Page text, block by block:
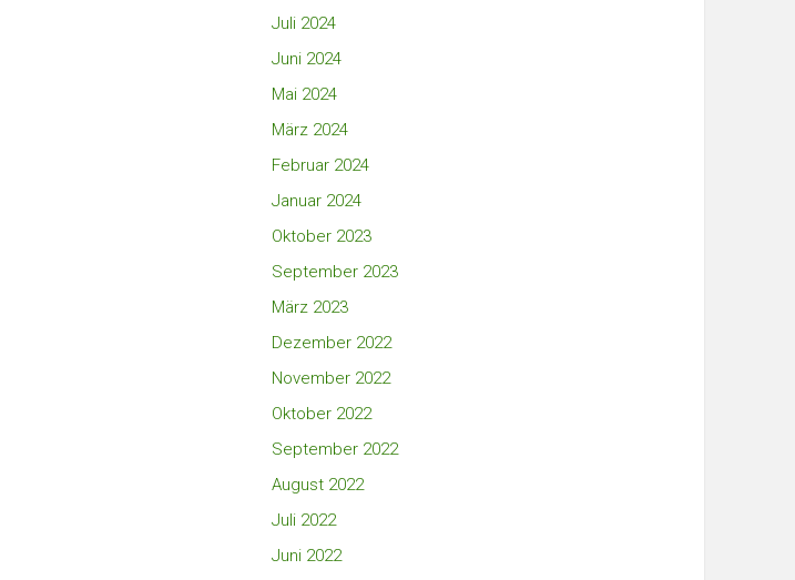
Juli 2024
Juni 2024
Mai 2024
März 2024
Februar 2024
Januar 2024
Oktober 2023
September 2023
März 2023
Dezember 2022
November 2022
Oktober 2022
September 2022
August 2022
Juli 2022
Juni 2022